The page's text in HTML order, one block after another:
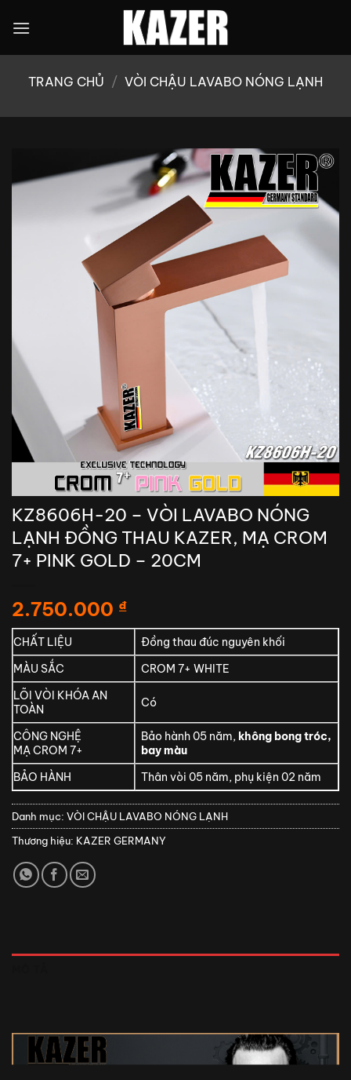
qua
TRANG CHỦ / VÒI CHẬU LAVABO NÓNG LẠNH
KZ8606H-20 – VÒI LAVABO NÓNG
LẠNH ĐỒNG THAU KAZER, MẠ CROM
7+ PINK GOLD – 20CM
2.750.000 ₫
CHẤT LIỆU
Đồng thau đúc nguyên khối
MÀU SẮC
CROM 7+ WHITE
LÕI VÒI KHÓA AN
TOÀN
Có
CÔNG NGHỆ
MẠ CROM 7+
Bảo hành 05 năm, không bong tróc,
bay màu
BẢO HÀNH
Thân vòi 05 năm, phụ kiện 02 năm
Danh mục: VÒI CHẬU LAVABO NÓNG LẠNH
Thương hiệu: KAZER GERMANY